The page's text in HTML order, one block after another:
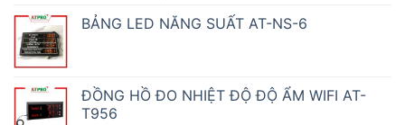
BẢNG LED NĂNG SUẤT AT-NS-6
ĐỒNG HỒ ĐO NHIỆT ĐỘ ĐỘ ẨM WIFI AT-
T956